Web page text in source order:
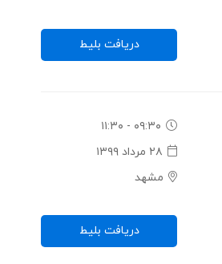
دریافت بلیط
۰۹:۳۰ - ۱۱:۳۰
۲۸ مرداد ۱۳۹۹
مشهد
دریافت بلیط